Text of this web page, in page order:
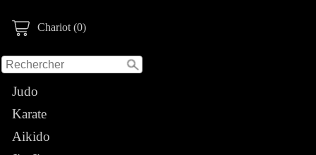
Chariot (0)
Judo
Karate
Aikido